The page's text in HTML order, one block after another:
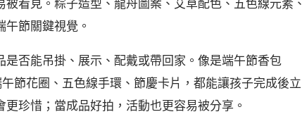
看見。粽子造型、龍舟圖案、艾草配色、五色線元素、
節關鍵視覺。
是否能吊掛、展示、配戴或帶回家。像是端午節香包
節花圈、五色線手環、節慶卡片，都能讓孩子完成後立
珍惜；當成品好拍，活動也更容易被分享。